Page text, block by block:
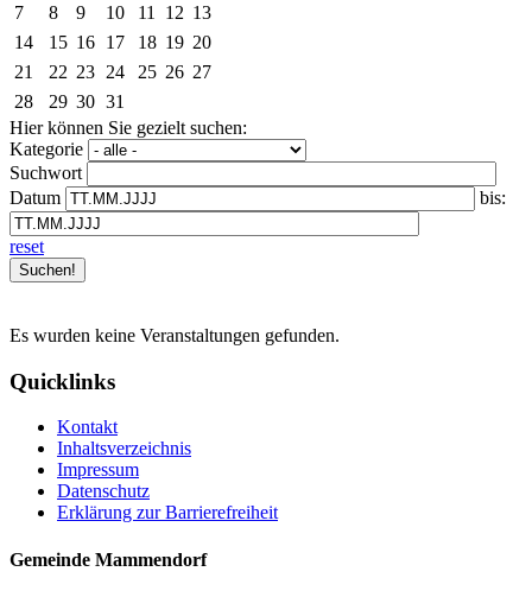
7
8 9 10 11 12 13
14
15 16 17 18 19 20
21
22 23 24 25 26 27
28
29 30 31
Hier können Sie gezielt suchen:
Kategorie
Suchwort
Datum
bis:
reset
Es wurden keine Veranstaltungen gefunden.
Quicklinks
Kontakt
Inhaltsverzeichnis
Impressum
Datenschutz
Erklärung zur Barrierefreiheit
Gemeinde Mammendorf